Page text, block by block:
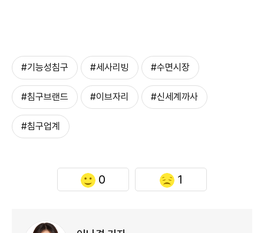
#기능성침구 #세사리빙 #수면시장
#침구브랜드 #이브자리 #신세계까사
#침구업계
0 1